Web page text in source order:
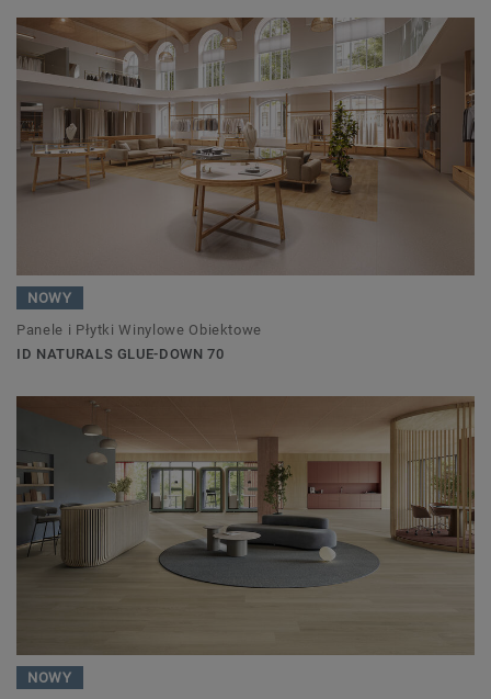
NOWY
Panele i Płytki Winylowe Obiektowe
ID NATURALS GLUE-DOWN 70
NOWY